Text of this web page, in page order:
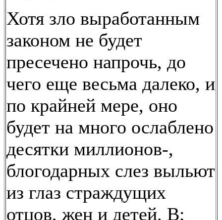
Хотя зло выработанным
законом не будет
пресечено напрочь, до
чего еще весьма далеко, и
по крайней мере, оно
будет на много ослаблено
десятки миллионов-,
блогодарных слез выльют
из глаз страждущих
отцов, жен и детей. В;